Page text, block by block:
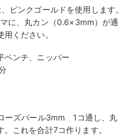
ピンクゴールドを使用します。
に、丸カン（0.6×3mm）が通
ください。
ペンチ、ニッパー
ーズパール3mm 1コ通し、丸
これを合計7コ作ります。